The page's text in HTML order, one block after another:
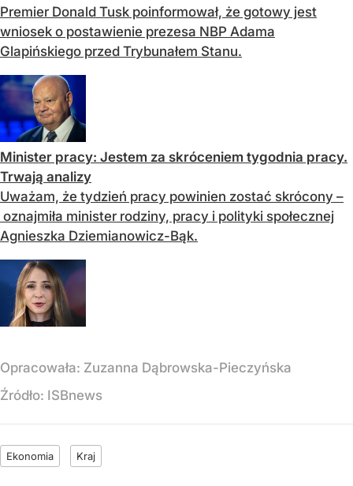
Premier Donald Tusk poinformował, że gotowy jest
wniosek o postawienie prezesa NBP Adama
Glapińskiego przed Trybunałem Stanu.
Minister pracy: Jestem za skróceniem tygodnia pracy.
Trwają analizy
Uważam, że tydzień pracy powinien zostać skrócony –
oznajmiła minister rodziny, pracy i polityki społecznej
Agnieszka Dziemianowicz-Bąk.
Opracowała: Zuzanna Dąbrowska-Pieczyńska
Źródło: ISBnews
Ekonomia Kraj